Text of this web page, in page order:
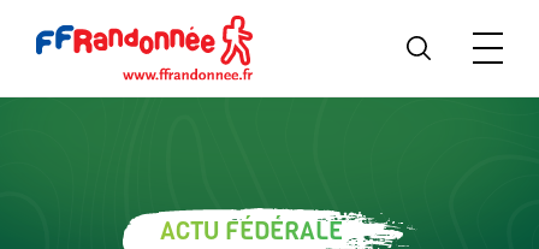
ACTU FÉDÉRALE